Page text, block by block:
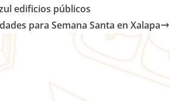
edificios públicos
para Semana Santa en Xalapa